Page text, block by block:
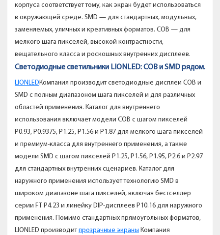
корпуса соответствует тому, как экран будет использоваться
в окружающей среде. SMD — для стандартных, модульных,
заменяемых, уличных и креативных форматов. COB — для
мелкого шага пикселей, высокой контрастности,
вещательного класса и роскошных внутренних дисплеев.
Светодиодные светильники LIONLED: COB и SMD рядом.
LIONLEDКомпания производит светодиодные дисплеи COB и
SMD с полным диапазоном шага пикселей и для различных
областей применения. Каталог для внутреннего
использования включает модели COB с шагом пикселей
P0.93, P0.9375, P1.25, P1.56 и P1.87 для мелкого шага пикселей
и премиум-класса для внутреннего применения, а также
модели SMD с шагом пикселей P1.25, P1.56, P1.95, P2.6 и P2.97
для стандартных внутренних сценариев. Каталог для
наружного применения использует технологию SMD в
широком диапазоне шага пикселей, включая бестселлер
серии FT P4.23 и линейку DIP-дисплеев P10.16 для наружного
применения. Помимо стандартных прямоугольных форматов,
LIONLED производитпрозрачные экраны Компания